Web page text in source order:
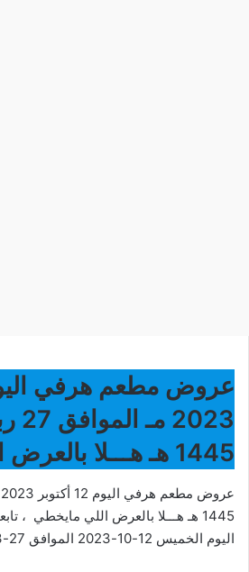
1445 هـ هـــلا بالعرض اللي مايخطي
1445 هـ هـــلا بالعرض اللي مايخطي
اليوم الخميس 12-10-2023 الموافق 27-3-1445